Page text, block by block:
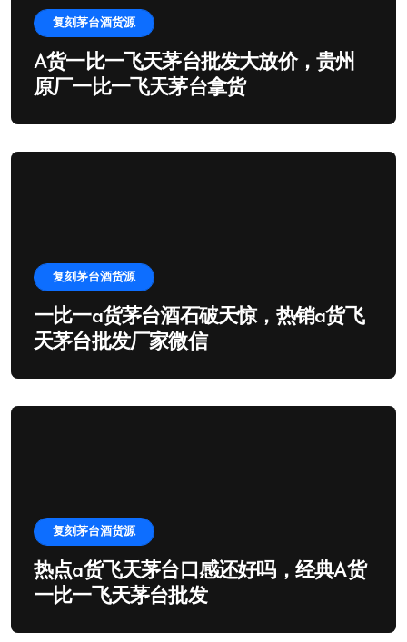
复刻茅台酒货源
A货一比一飞天茅台批发大放价，贵州
原厂一比一飞天茅台拿货
复刻茅台酒货源
一比一a货茅台酒石破天惊，热销a货飞
天茅台批发厂家微信
复刻茅台酒货源
热点a货飞天茅台口感还好吗，经典A货
一比一飞天茅台批发